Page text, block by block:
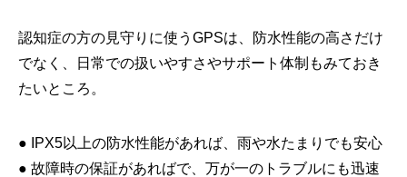
認知症の方の見守りに使うGPSは、防水性能の高さだけ
でなく、日常での扱いやすさやサポート体制もみておき
たいところ。
● IPX5以上の防水性能があれば、雨や水たまりでも安心
● 故障時の保証があればで、万が一のトラブルにも迅速